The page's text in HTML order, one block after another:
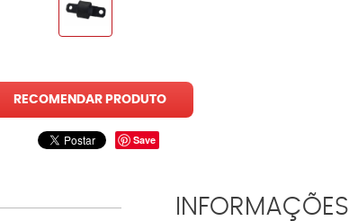
RECOMENDAR PRODUTO
Save
INFORMAÇÕES